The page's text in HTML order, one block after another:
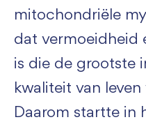
mitochondriële
dat vermoeidheid
is die de grootste
kwaliteit van
Daarom startte in